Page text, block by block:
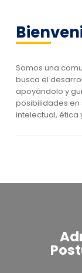
Somos una
busca el
apoyándolo y
posibilidades en
intelectual, ética
Play Video